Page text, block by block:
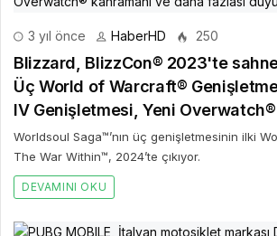
3 yıl önce HaberHD 250
Blizzard, BlizzCon® 2023'te
Üç World of Warcraft®
IV Genişletmesi, Yeni
daha fazlası duyuruluyor!
Worldsoul Saga™’nın üç genişletmesinin ilki
The War Within™, 2024’te çıkıyor.
DEVAMINI OKU